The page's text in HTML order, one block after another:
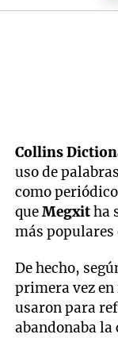
Collins
uso de
como
queMegxitha
más populares
De hecho,
primera vez
usaron para
abandonaba la